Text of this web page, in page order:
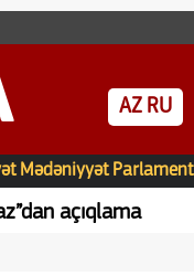
AZ RU
Mədəniyyət Parlament
açıqlama